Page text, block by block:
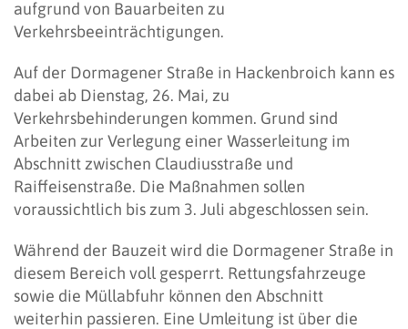
aufgrund von Bauarbeiten zu
Verkehrsbeeinträchtigungen.
Auf der Dormagener Straße in Hackenbroich kann es
dabei ab Dienstag, 26. Mai, zu
Verkehrsbehinderungen kommen. Grund sind
Arbeiten zur Verlegung einer Wasserleitung im
Abschnitt zwischen Claudiusstraße und
Raiffeisenstraße. Die Maßnahmen sollen
voraussichtlich bis zum 3. Juli abgeschlossen sein.
Während der Bauzeit wird die Dormagener Straße in
diesem Bereich voll gesperrt. Rettungsfahrzeuge
sowie die Müllabfuhr können den Abschnitt
weiterhin passieren. Eine Umleitung ist über die